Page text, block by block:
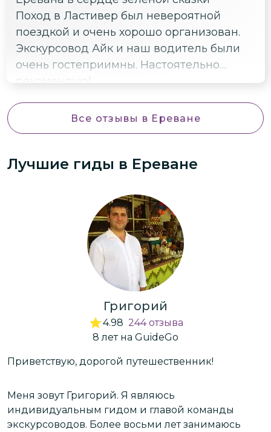
Поход в Ластивер был невероятной
поездкой и очень хорошо организован.
Экскурсовод Айк и наш водитель были
очень гостеприимны. Настоятельно
рекомендую!
Все отзывы в Ереване
Лучшие гиды в Ереване
Григорий
4.98 244 отзыва
8 летна GuideGo
Приветствую, дорогой путешественник!
Меня зовут Григорий. Я являюсь
индивидуальным гидом и главой команды
экскурсоводов. Более восьми лет занимаюсь